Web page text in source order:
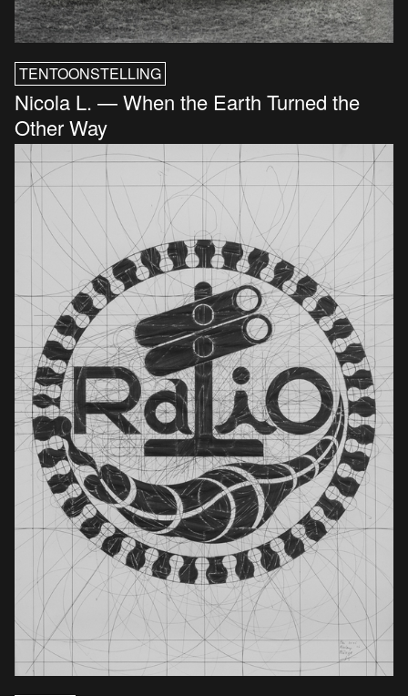
TENTOONSTELLING
Nicola L. — When the Earth Turned the
Other Way